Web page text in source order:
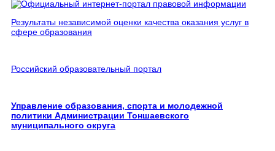
Результаты независимой оценки качества оказания услуг в
сфере образования
Российский образовательный портал
Управление образования, спорта и молодежной
политики Администрации Тоншаевского
муниципального округа